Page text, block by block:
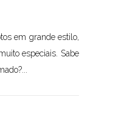
em grande estilo,
especiais. Sabe